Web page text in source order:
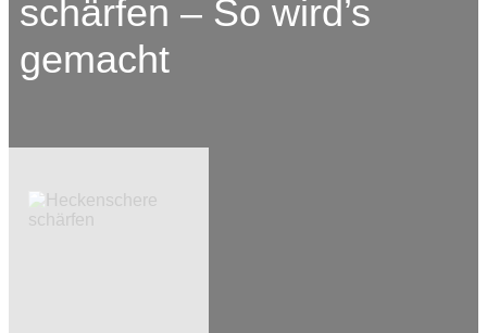
schärfen – So wird’s
gemacht